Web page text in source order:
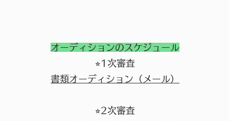
オーディションのスケジュール
⭐︎1次審査
書類オーディション（メール）
⭐︎2次審査